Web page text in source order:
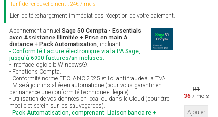
Tarif de renouvellement : 24€ / mois
Lien de téléchargement immédiat dès réception de votre paiement.
Abonnement annuel Sage 50 Compta - Essentials
avec Assistance illimitée + Prise en main à
distance + Pack Automatisation, incluant:
- Conformité Facture électronique via la PA Sage,
jusqu'à 6000 factures/an incluses.
- Interface logicielle Windows®.
- Fonctions Compta.
- Conformité norme FEC, ANC 2025 et Loi anti-fraude à la TVA.
- Mise à jour installée en automatique (pour vous garantir en
permanence une conformité technique et légale).
- Utilisation de vos données en local ou dans le Cloud (pour être
mobile et serein sur les sauvegardes).
- Pack Automatisation, comprenant: Liaison bancaire +
81
36 / mois
Ajouter